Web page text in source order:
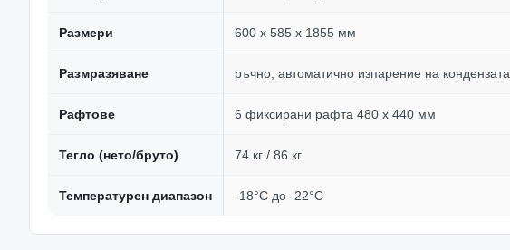
Размери 600 x 585 x 1855 мм
Размразяване ръчно, автоматично изпарение на кондензата
Рафтове 6 фиксирани рафта 480 x 440 мм
Тегло (нето/бруто) 74 кг / 86 кг
Температурен диапазон -18°C до -22°C